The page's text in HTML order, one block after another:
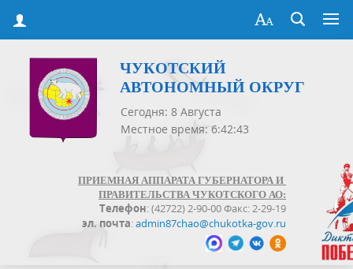
ЧУКОТСКИЙ
АВТОНОМНЫЙ ОКРУГ
Сегодня: 8 Августа
Местное время: 6:42:43
ПРИЕМНАЯ АППАРАТА ГУБЕРНАТОРА И
ПРАВИТЕЛЬСТВА ЧУКОТСКОГО АО:
Телефон: (42722) 2-90-00 Факс: 2-29-19
эл. почта:admin87chao@chukotka-gov.ru